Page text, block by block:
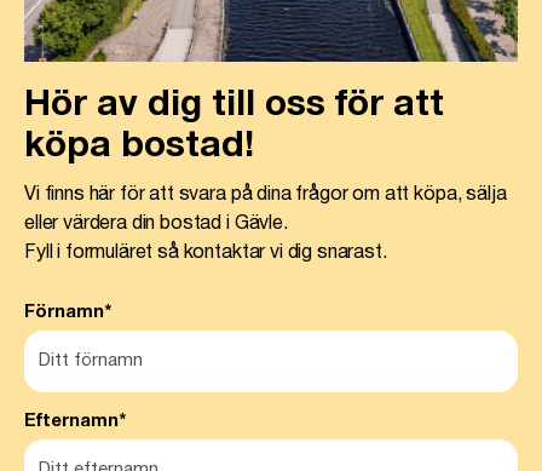
Hör av dig till oss för att
köpa bostad!
Vi finns här för att svara på dina frågor om att köpa, sälja
eller värdera din bostad i Gävle.
Fyll i formuläret så kontaktar vi dig snarast.
Förnamn*
Efternamn*